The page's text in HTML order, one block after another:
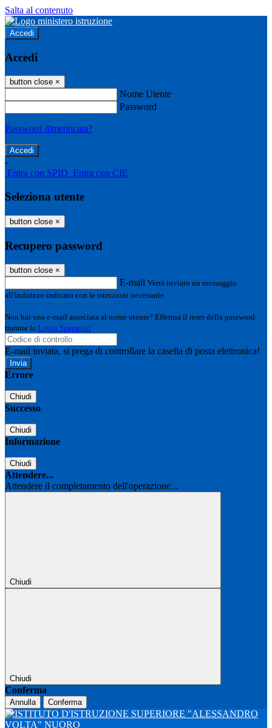
Salta al contenuto
Accedi
Accedi
button close ×
Nome Utente
Password
Password dimenticata?
-
Entra con SPID Entra con CIE
Seleziona utente
button close ×
Recupero password
button close ×
E-mail Verrà inviato un messaggio
all'indirizzo indicato con le istruzioni necessarie.
Non hai una e-mail associata al nome utente? Effettua il reset della password
tramite la Login Spaggiari
E-mail inviata, si prega di controllare la casella di posta elettronica!
Errore
Chiudi
Successo
Chiudi
Informazione
Chiudi
Attendere...
Attendere il completamento dell'operazione...
Chiudi
Chiudi
Conferma
Annulla Conferma